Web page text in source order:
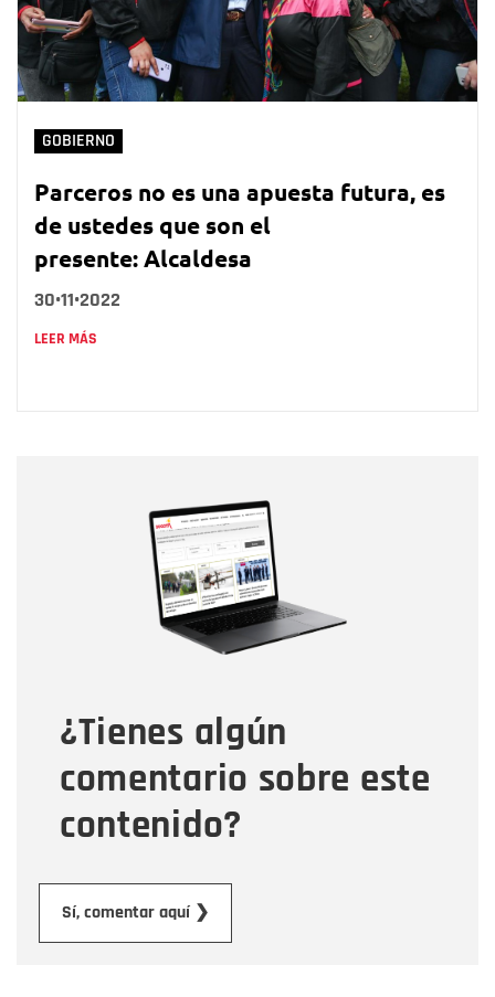
GOBIERNO
Parceros no es una apuesta futura, es
de ustedes que son el
presente: Alcaldesa
30•11•2022
LEER MÁS
¿Tienes algún
comentario sobre este
contenido?
Sí, comentar aquí ❯
Correo electrónico
Tipo de comentario
Mensaje